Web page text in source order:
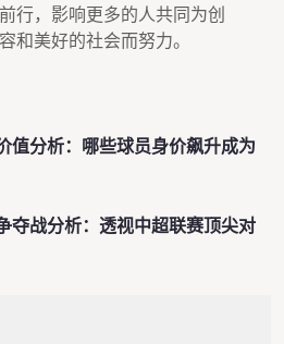
行，影响更多的人共同为创
和美好的社会而努力。
值分析：哪些球员身价飙升成为
夺战分析：透视中超联赛顶尖对